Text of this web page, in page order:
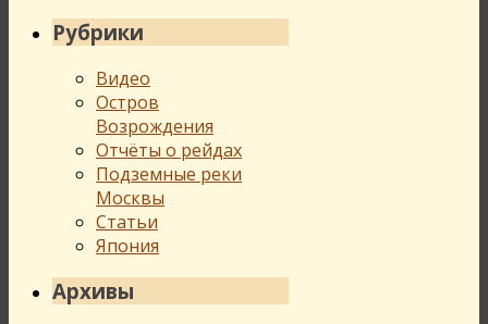
Рубрики
Видео
Остров
Возрождения
Отчёты о рейдах
Подземные реки
Москвы
Статьи
Япония
Архивы